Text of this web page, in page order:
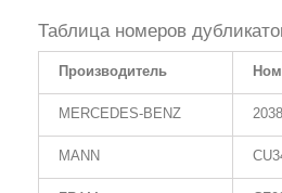
Таблица номеров
Производитель
MERCEDES-BENZ
MANN